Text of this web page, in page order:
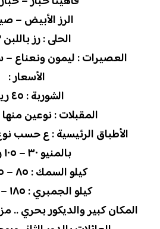
الرز الأبيض –
الحلى : رز
العصيرات : ليمون ونعناع
الأسعار :
الشوربة : ٤٥ ريال
المقبلات : نوعين منها ب ٣٠
الأطباق الرئيسية : ع حسب
بالمنيو ٣٠ – ١٠٥ ريال
كيلو السمك : ٨٥ – ١٨٥ ريال
كيلو الجمبري : ١٨٥ – ٢٢٠ ريال
المكان كبير والديكور بحري